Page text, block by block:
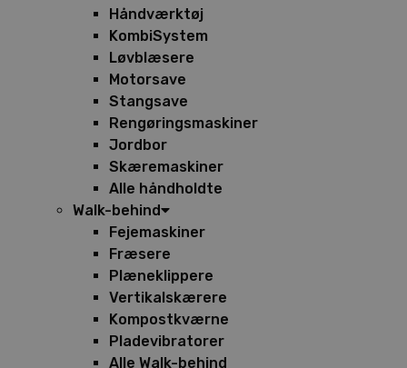
Håndværktøj
KombiSystem
Løvblæsere
Motorsave
Stangsave
Rengøringsmaskiner
Jordbor
Skæremaskiner
Alle håndholdte
Walk-behind
Fejemaskiner
Fræsere
Plæneklippere
Vertikalskærere
Kompostkværne
Pladevibratorer
Alle Walk-behind